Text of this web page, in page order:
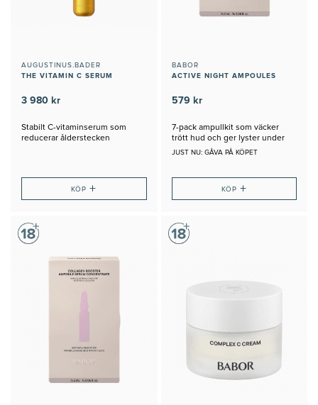
AUGUSTINUS.BADER
THE VITAMIN C SERUM
3 980 kr
Stabilt C-vitaminserum som
reducerar ålderstecken
KÖP+
BABOR
ACTIVE NIGHT AMPOULES
579 kr
7-pack ampullkit som väcker
trött hud och ger lyster under
natten
JUST NU: GÅVA PÅ KÖPET
KÖP +